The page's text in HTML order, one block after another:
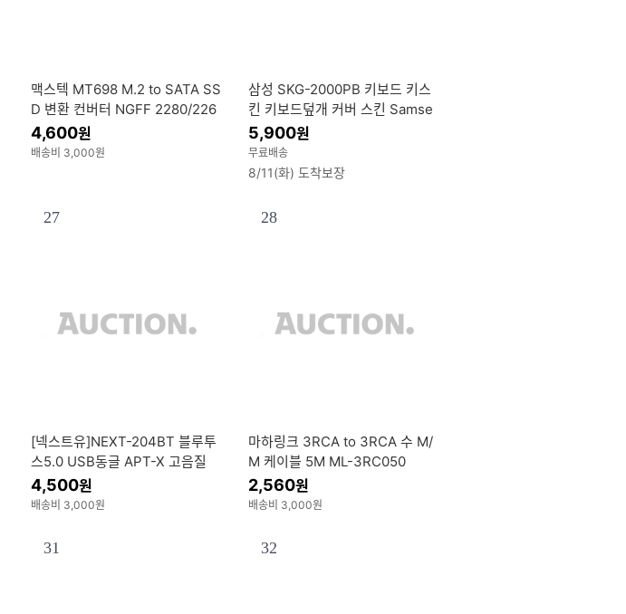
맥스텍 MT698 M.2 to SATA SS
D 변환 컨버터 NGFF 2280/226
0/2230 SSD Adapter 변환 아답
터
4,600원
배송비 3,000원
삼성 SKG-2000PB 키보드 키스
킨 키보드덮개 커버 스킨 Samse
ong 방수 케이스 캡 오염 방지 투
명 타자판
5,900원
무료배송
8/11(화) 도착보장
27
[넥스트유]NEXT-204BT 블루투
스5.0 USB동글 APT-X 고음질
코덱 탑재(Realtek 칩셋) NEXT-
204BT
4,500원
배송비 3,000원
28
마하링크 3RCA to 3RCA 수 M/
M 케이블 5M ML-3RC050
2,560원
배송비 3,000원
31 32